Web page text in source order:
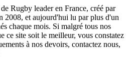
Rugby leader en France, créé par
2008, et aujourd'hui lu par plus d'un
chaque mois. Si malgré tous nos
ce site soit le meilleur, vous constatez
à nos devoirs, contactez nous,